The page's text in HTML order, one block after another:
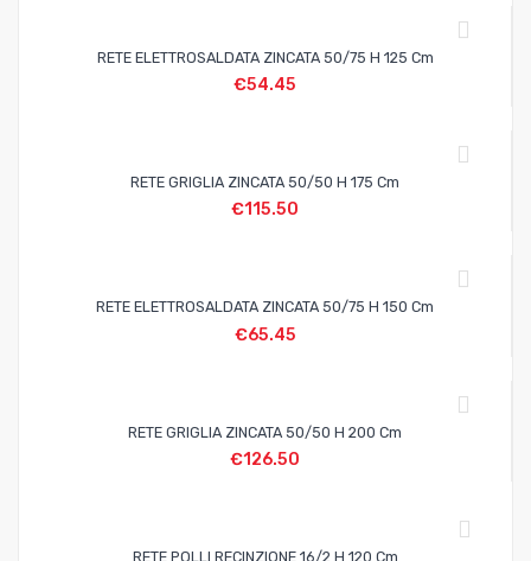
RETE ELETTROSALDATA ZINCATA 50/75 H 125 Cm
€54.45
RETE GRIGLIA ZINCATA 50/50 H 175 Cm
€115.50
RETE ELETTROSALDATA ZINCATA 50/75 H 150 Cm
€65.45
RETE GRIGLIA ZINCATA 50/50 H 200 Cm
€126.50
RETE POLLI RECINZIONE 16/2 H 120 Cm